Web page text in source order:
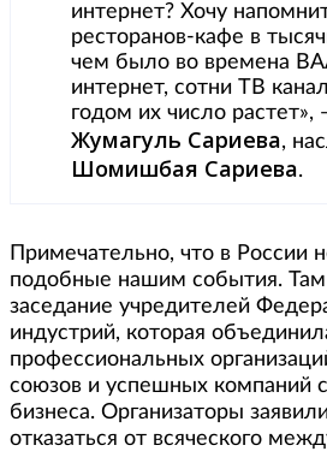
интернет? Хочу
ресторанов-кафе в
чем было во времена
интернет, сотни ТВ
годом их число растет»,
Жумагуль Сариева,
Шомишбая Сариева.
Примечательно, что в России
подобные нашим события. Там
заседание учредителей
индустрий, которая
профессиональных
союзов и успешных компаний
бизнеса. Организаторы
отказаться от всяческого